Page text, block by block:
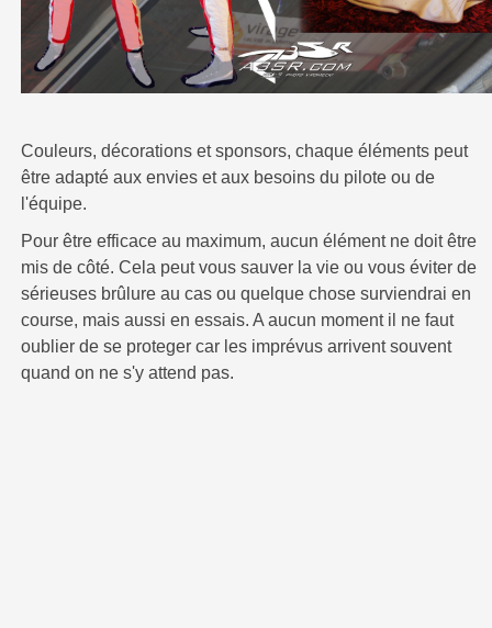
Couleurs, décorations et sponsors, chaque éléments peut
être adapté aux envies et aux besoins du pilote ou de
l'équipe.
Pour être efficace au maximum, aucun élément ne doit être
mis de côté. Cela peut vous sauver la vie ou vous éviter de
sérieuses brûlure au cas ou quelque chose surviendrai en
course, mais aussi en essais. A aucun moment il ne faut
oublier de se proteger car les imprévus arrivent souvent
quand on ne s'y attend pas.